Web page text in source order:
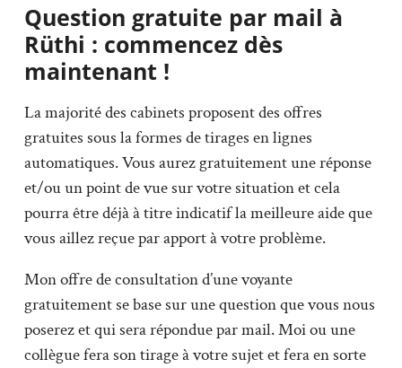
Question gratuite par mail à
Rüthi : commencez dès
maintenant !
La majorité des cabinets proposent des offres
gratuites sous la formes de tirages en lignes
automatiques. Vous aurez gratuitement une réponse
et/ou un point de vue sur votre situation et cela
pourra être déjà à titre indicatif la meilleure aide que
vous aillez reçue par apport à votre problème.
Mon offre de consultation d’une voyante
gratuitement se base sur une question que vous nous
poserez et qui sera répondue par mail. Moi ou une
collègue fera son tirage à votre sujet et fera en sorte